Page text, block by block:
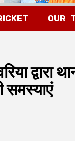
OUR
द्वारा
समस्याएं